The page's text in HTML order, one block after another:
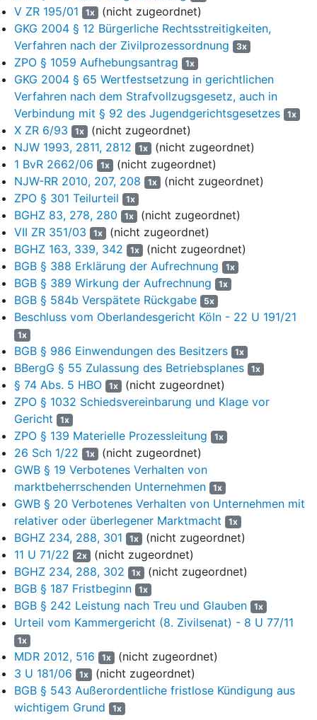
Gelände des Steinbruchs angenommenem
Fremdmaterial (einschließlich von Asphalt, Beton und
anderen Gesteinsmaterialien) und daraus hergestellten
Folgeprodukten ab dem 1. Februar 2023;
(4) aus dem Verkauf von Steinerde und anderen, nicht in
vorstehende Kategorien fallenden Produkten;
(5) aus der Unterverpachtung der Asphaltmischanlage;
(6) aus etwaigen sonstigen, nicht in vorstehenden
Umsätzen enthaltenen Leistungen der Antragsgegnerin;
cc) welche etwaigen sonstigen Vorteile die
Antragsgegnerin neben den vorgenannten Umsätzen in
der Zeit vom 1. Februar 2023 bis 31. Januar 2024 aus
der Nutzung des Steinbruchs Stadtteil1 erlangt hat.
Die Kostenentscheidung bleibt dem Schlussbeschluss
vorbehalten.
Gründe
I.
Nach erfolgter Zahlung zur Abwendung der Kontopfändung
wendet sich die Antragstellerin in Form einer sog. „verlängerten
Vollstreckungsgegenklage“ gegen die Zwangsvollstreckung der
Antragsgegnerin aus einem Kostenfestsetzungsbeschluss.
Darüber hinaus begehrt sie Auskunft hinsichtlich der durch die
Nutzung eines Steinbruchs erzielten Umsätze.
Die Antragstellerin gehört zur V AG, einer österreichischen
Immobilien- und Beteiligungsholding. Sie ist seit 2006
Eigentümerin des Stadt1er Waldes, den sie vorwiegend als
Forstbetrieb bewirtschaftet. Gleichzeitig ist bzw. war die
Antragstellerin Verpächterin der beiden im Stadt1er Wald
gelegenen Basaltsteinbrüche, von denen der Steinbruch Stadt1-
Stadtteil1 an die Antragsgegnerin und der Steinbruch Stadtteil2
an die W AG (im Folgenden: W) verpachtet ist bzw. war.
Die Antragsgegnerin gehört zur X-Gruppe, die in verschiedenen
Bereichen der Bauwirtschaft tätig ist. Sie betreibt den Basalt-
Steinbruch Stadtteil1 als einzige Betriebsstätte und vertreibt die
dem Steinbruch entnommenen Natursteinprodukte u. a. für die
Verwendung im Straßenbau.
Seit der Beendigung einer von 2000 bis 2014 bestehenden
Kooperation der Antragsgegnerin und der W im Rahmen eines
V ZR 195/01 1x (nicht zugeordnet)
GKG 2004 § 12 Bürgerliche Rechtsstreitigkeiten,
Verfahren nach der Zivilprozessordnung
3x
ZPO § 1059 Aufhebungsantrag 1x
GKG 2004 § 65 Wertfestsetzung in gerichtlichen
Verfahren nach dem Strafvollzugsgesetz, auch in
Verbindung mit § 92 des Jugendgerichtsgesetzes
1x
X ZR 6/93 1x (nicht zugeordnet)
NJW 1993, 2811, 2812
1x (nicht zugeordnet)
1 BvR 2662/06
1x (nicht zugeordnet)
NJW-RR 2010, 207, 208
1x (nicht zugeordnet)
ZPO § 301 Teilurteil
1x
BGHZ 83, 278, 280 1x (nicht zugeordnet)
VII ZR 351/03
1x (nicht zugeordnet)
BGHZ 163, 339, 342
1x (nicht zugeordnet)
BGB § 388 Erklärung der Aufrechnung
1x
BGB § 389 Wirkung der Aufrechnung 1x
BGB § 584b Verspätete Rückgabe 5x
Beschluss vom Oberlandesgericht Köln - 22 U 191/21
1x
BGB § 986 Einwendungen des Besitzers 1x
BBergG § 55 Zulassung des Betriebsplanes 1x
§ 74 Abs. 5 HBO 1x (nicht zugeordnet)
ZPO § 1032 Schiedsvereinbarung und Klage vor
Gericht
1x
ZPO § 139 Materielle Prozessleitung 1x
26 Sch 1/22 1x (nicht zugeordnet)
GWB § 19 Verbotenes Verhalten von
marktbeherrschenden Unternehmen
1x
GWB § 20 Verbotenes Verhalten von Unternehmen mit
relativer oder überlegener Marktmacht
1x
BGHZ 234, 288, 301 1x (nicht zugeordnet)
11 U 71/22
2x (nicht zugeordnet)
BGHZ 234, 288, 302
1x (nicht zugeordnet)
BGB § 187 Fristbeginn
1x
BGB § 242 Leistung nach Treu und Glauben 1x
Urteil vom Kammergericht (8. Zivilsenat) - 8 U 77/11
1x
MDR 2012, 516 1x (nicht zugeordnet)
3 U 181/06
1x (nicht zugeordnet)
BGB § 543 Außerordentliche fristlose Kündigung aus
wichtigem Grund
1x